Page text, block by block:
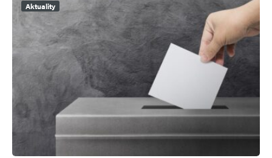
Aktuality